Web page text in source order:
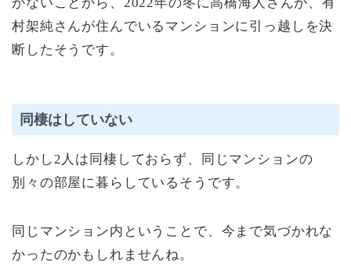
村架純さんが住んでいるマンションに引っ越しを決
断したそうです。
同棲はしていない
しかし2人は同棲しておらず、同じマンションの
別々の部屋に暮らしているそうです。
同じマンション内ということで、今まで気づかれな
かったのかもしれませんね。